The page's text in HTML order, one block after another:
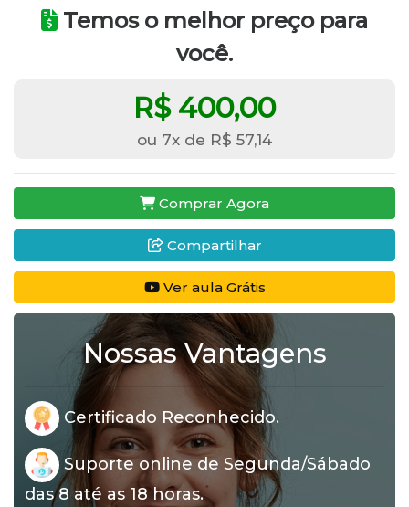
Temos o melhor preço para
você.
R$ 400,00
ou 7x de R$ 57,14
Comprar Agora
Compartilhar
Ver aula Grátis
Nossas Vantagens
Certificado Reconhecido.
Suporte online de Segunda/Sábado
das 8 até as 18 horas.